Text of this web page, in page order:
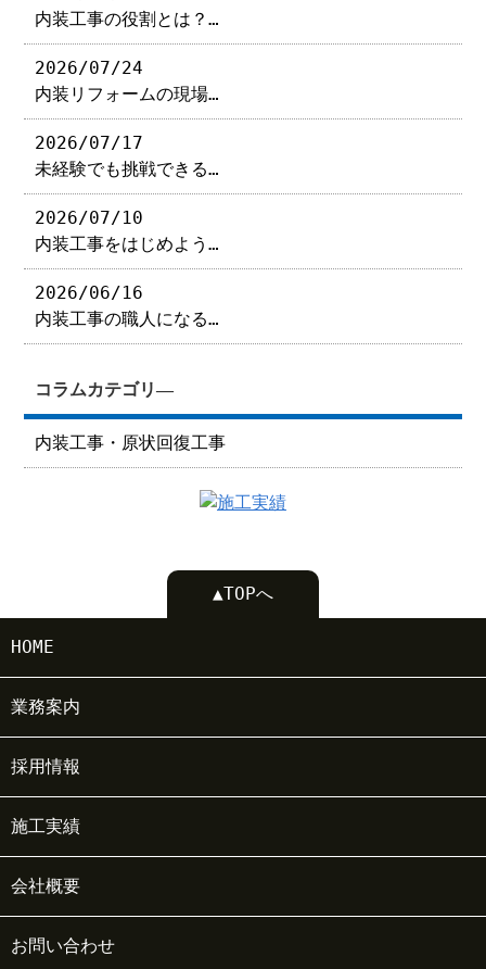
内装工事の役割とは？…
2026/07/24
内装リフォームの現場…
2026/07/17
未経験でも挑戦できる…
2026/07/10
内装工事をはじめよう…
2026/06/16
内装工事の職人になる…
コラムカテゴリ―
内装工事・原状回復工事
▲TOPへ
HOME
業務案内
採用情報
施工実績
会社概要
お問い合わせ